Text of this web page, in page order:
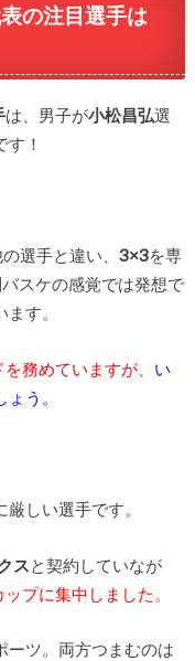
の注目選手は
は、男子が小松昌弘選
す！
選手と違い、 3×3を専
スケの感覚では発想で
す。
務めていますが、 い
う。
しい選手です。
ス と契約していなが
プに集中しました。
ーツ。両方つまむのは